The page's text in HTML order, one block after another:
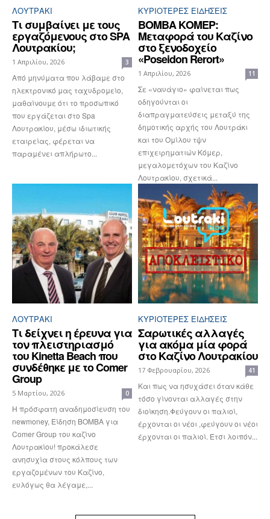
ΛΟΥΤΡΆΚΙ
Τι συμβαίνει με τους
εργαζόμενους στο SPA
Λουτρακίου;
1 Απριλίου, 2026 3
Από μηνύματα που λάβαμε στο
ηλεκτρονικό μας ταχυδρομείο,
μαθαίνουμε ότι το προσωπικό
που εργάζεται στο Spa
Λουτρακίου, μέσω ιδιωτικής
εταιρείας, φέρεται να
παραμένει απλήρωτο...
ΚΥΡΙΌΤΕΡΕΣ ΕΙΔΉΣΕΙΣ
ΒΟΜΒΑ ΚΟΜΕΡ:
Mεταφορά του Καζίνο
στο ξενοδοχείο
«Poseidon Rerort»
1 Απριλίου, 2026 11
Σε «ναυάγιο» φαίνεται πως
οδηγούνται οι
διαπραγματεύσεις μεταξύ της
δημοτικής αρχής του Λουτράκι
και του Ομίλου τψν
επιχειρηματιών Κόμερ,
μεγαλομετόχων του Καζίνο
Λουτρακίου, σχετικά...
ΛΟΥΤΡΆΚΙ
Τι δείχνει η έρευνα για
τον πλειστηριασμό
του Kinetta Beach που
συνδέθηκε με το Comer
Group
5 Μαρτίου, 2026 0
Η πρόσφατη αναδημοσίευση του
newmoney, Είδηση ΒΟΜΒΑ για
Comer Group του καζίνο
Λουτρακίου! προκάλεσε
ανησυχία στους κόλπους των
εργαζομένων του Καζίνο,
ευλόγως θα λέγαμε,...
ΚΥΡΙΌΤΕΡΕΣ ΕΙΔΉΣΕΙΣ
Σαρωτικές αλλαγές
για ακόμα μία φορά
στο Καζίνο Λουτρακίου
17 Φεβρουαρίου, 2026 41
Και πως να ησυχάσει όταν κάθε
τόσο γίνονται αλλαγές στην
διοίκηση.Φεύγουν οι παλιοί,
έρχονται οι νέοι ,φεύγουν οι νέοι
έρχονται οι παλιοί. Έτσι λοιπόν...